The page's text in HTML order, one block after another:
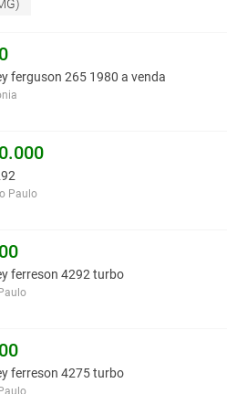
ferguson 265 1980 a venda
Paulo
ferreson 4292 turbo
ferreson 4275 turbo